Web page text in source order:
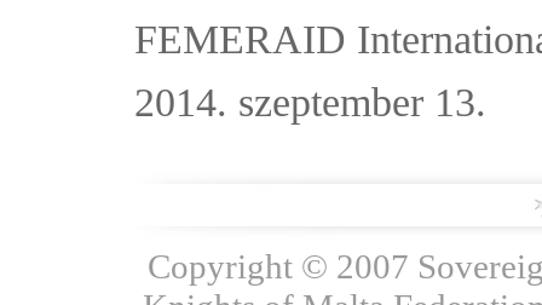
FEMERAID
2014. szeptember 13.
Copyright © 2007